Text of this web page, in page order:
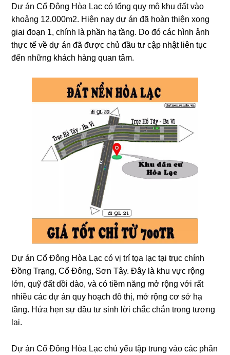
Dự án Cổ Đông Hòa Lạc có tổng quy mô khu đất vào
khoảng 12.000m2. Hiện nay dự án đã hoàn thiện xong
giai đoạn 1, chính là phần hạ tầng. Do đó các hình ảnh
thực tế về dự án đã được chủ đầu tư cập nhật liên tục
đến những khách hàng quan tâm.
Dự án Cổ Đông Hòa Lạc có vị trí tọa lạc tại trục chính
Đồng Trạng, Cổ Đông, Sơn Tây. Đây là khu vực rộng
lớn, quỹ đất dồi dào, và có tiềm năng mở rộng với rất
nhiều các dự án quy hoạch đô thị, mở rộng cơ sở hạ
tầng. Hứa hẹn sự đầu tư sinh lời chắc chắn trong tương
lai.
Dự án Cổ Đông Hòa Lạc chủ yếu tập trung vào các phân